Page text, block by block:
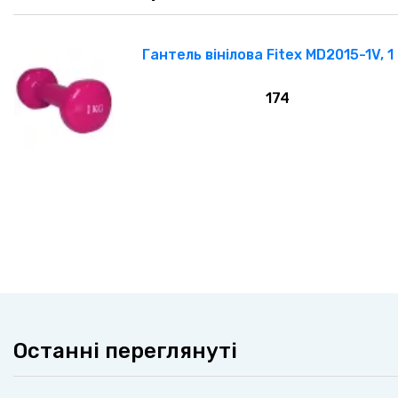
Гантель вінілова Fitex MD2015-1V, 1
174
Останні переглянуті